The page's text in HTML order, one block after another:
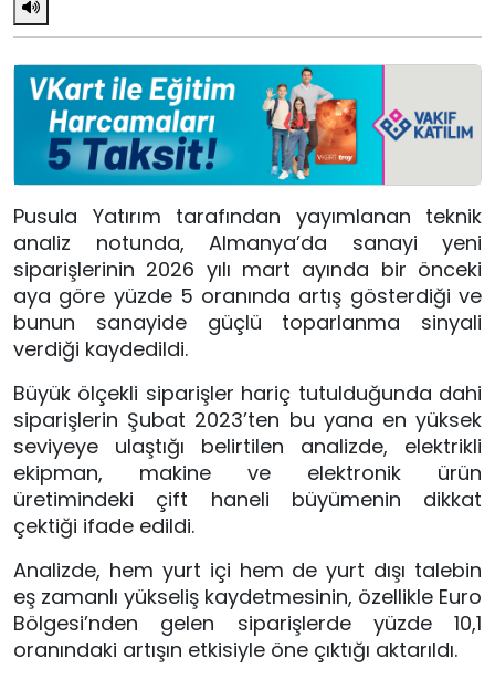
Pusula Yatırım tarafından yayımlanan teknik
analiz notunda, Almanya’da sanayi yeni
siparişlerinin 2026 yılı mart ayında bir önceki
aya göre yüzde 5 oranında artış gösterdiği ve
bunun sanayide güçlü toparlanma sinyali
verdiği kaydedildi.
Büyük ölçekli siparişler hariç tutulduğunda dahi
siparişlerin Şubat 2023’ten bu yana en yüksek
seviyeye ulaştığı belirtilen analizde, elektrikli
ekipman, makine ve elektronik ürün
üretimindeki çift haneli büyümenin dikkat
çektiği ifade edildi.
Analizde, hem yurt içi hem de yurt dışı talebin
eş zamanlı yükseliş kaydetmesinin, özellikle Euro
Bölgesi’nden gelen siparişlerde yüzde 10,1
oranındaki artışın etkisiyle öne çıktığı aktarıldı.